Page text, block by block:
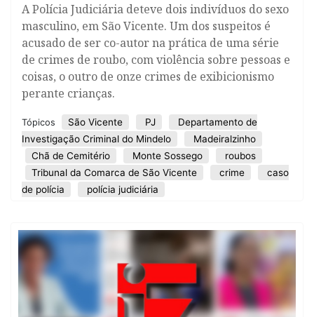
A Polícia Judiciária deteve dois indivíduos do sexo
masculino, em São Vicente. Um dos suspeitos é
acusado de ser co-autor na prática de uma série
de crimes de roubo, com violência sobre pessoas e
coisas, o outro de onze crimes de exibicionismo
perante crianças.
Tópicos São Vicente PJ
Departamento de
Investigação Criminal do Mindelo
Madeiralzinho
Chã de Cemitério
Monte Sossego
roubos
Tribunal da Comarca de São Vicente
crime
caso
de polícia
polícia judiciária